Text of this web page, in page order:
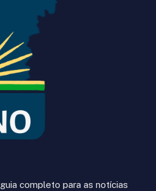
completo para as notícias